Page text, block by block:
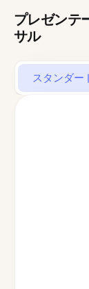
プレゼンテ
サル
スタンダー